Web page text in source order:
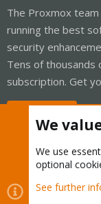
The Proxmox
running the best
security
Tens of thousands
subscription. Get
Cookies
We
We use
optional
See further